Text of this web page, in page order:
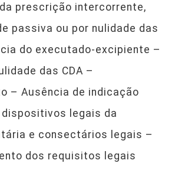
prescrição intercorrente,
passiva ou por nulidade das
do executado-excipiente –
das CDA –
– Ausência de indicação
legais da
e consectários legais –
dos requisitos legais